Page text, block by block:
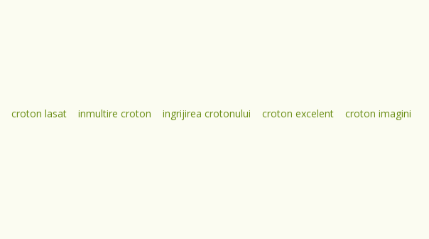
croton lasat inmultire croton ingrijirea crotonului croton excelent
croton imagini